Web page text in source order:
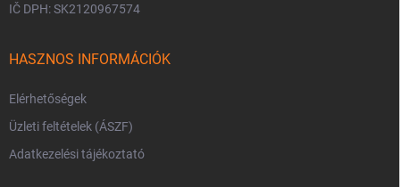
IČ DPH: SK2120967574
HASZNOS INFORMÁCIÓK
Elérhetőségek
Üzleti feltételek (ÁSZF)
Adatkezelési tájékoztató